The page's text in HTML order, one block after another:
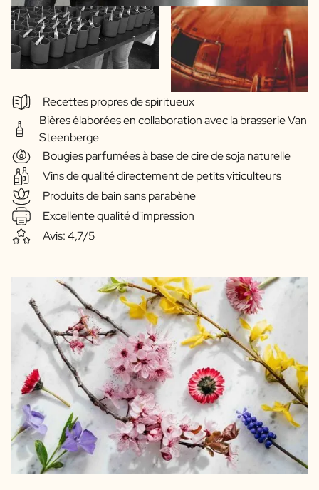
Recettes propres de spiritueux
Bières élaborées en collaboration avec la brasserie Van
Steenberge
Bougies parfumées à base de cire de soja naturelle
Vins de qualité directement de petits viticulteurs
Produits de bain sans parabène
Excellente qualité d'impression
Avis: 4,7/5